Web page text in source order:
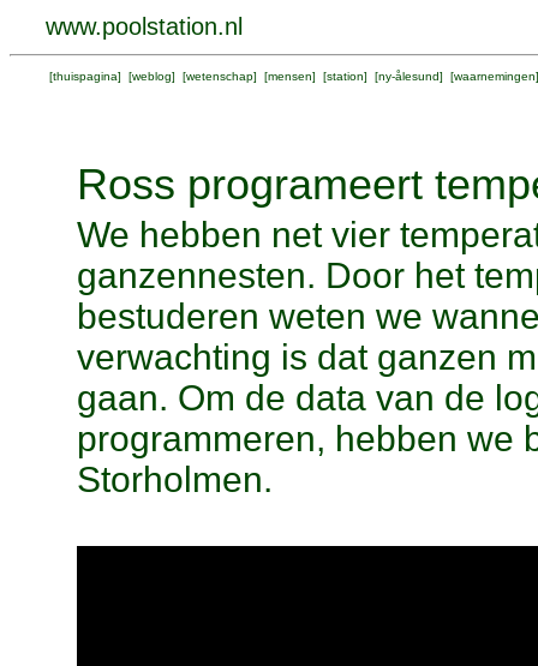
www.poolstation.nl
[thuispagina] [weblog] [wetenschap] [mensen] [station] [ny-ålesund] [waarnemingen
Ross programeert
We hebben net vier
ganzennesten. Door het
bestuderen weten we
verwachting is dat ganzen
gaan. Om de data van de
programmeren, hebben we
Storholmen.